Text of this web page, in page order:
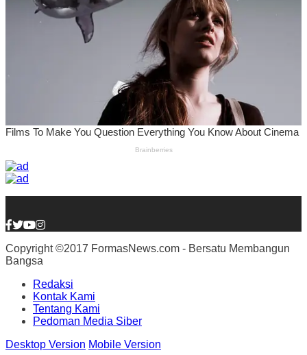
Copyright ©2017 FormasNews.com - Bersatu Membangun
Bangsa
Redaksi
Kontak Kami
Tentang Kami
Pedoman Media Siber
Desktop Version Mobile Version